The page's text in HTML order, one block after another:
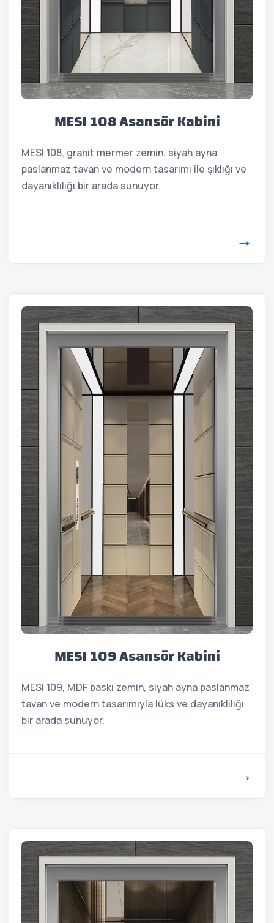
MESI 108 Asansör Kabini
MESI 108, granit mermer zemin, siyah ayna
paslanmaz tavan ve modern tasarımı ile şıklığı ve
dayanıklılığı bir arada sunuyor.
→
MESI 109 Asansör Kabini
MESI 109, MDF baskı zemin, siyah ayna paslanmaz
tavan ve modern tasarımıyla lüks ve dayanıklılığı
bir arada sunuyor.
→